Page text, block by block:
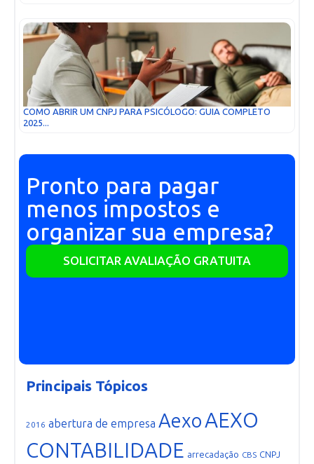
COMO ABRIR UM CNPJ PARA PSICÓLOGO: GUIA COMPLETO
2025...
Pronto para pagar
menos impostos e
organizar sua empresa?
SOLICITAR AVALIAÇÃO GRATUITA
Principais Tópicos
2016 abertura de empresa AexoAEXO
CONTABILIDADE arrecadação CBS CNPJ